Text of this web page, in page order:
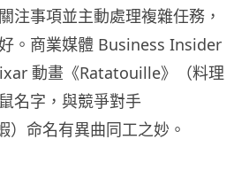
注事項並主動處理複雜任務，
。商業媒體 Business Insider
動畫《Ratatouille》（料理
名字，與競爭對手
）命名有異曲同工之妙。